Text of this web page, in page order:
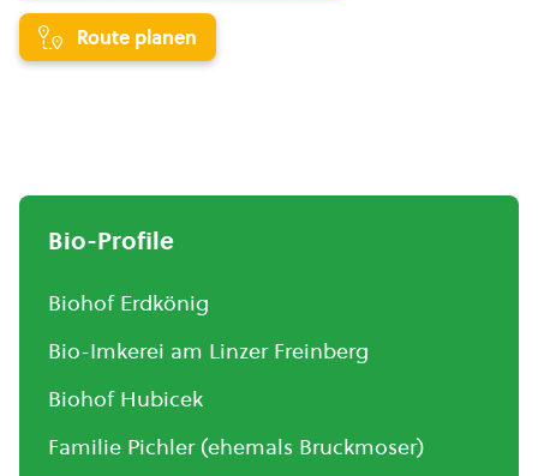
Route planen
Bio-Profile
Biohof Erdkönig
Bio-Imkerei am Linzer Freinberg
Biohof Hubicek
Familie Pichler (ehemals Bruckmoser)